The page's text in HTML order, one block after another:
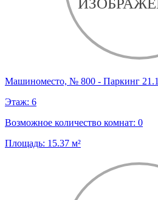
Машиноместо, № 800 - Паркинг 21.1
Этаж: 6
Возможное количество комнат: 0
Площадь: 15.37 м²